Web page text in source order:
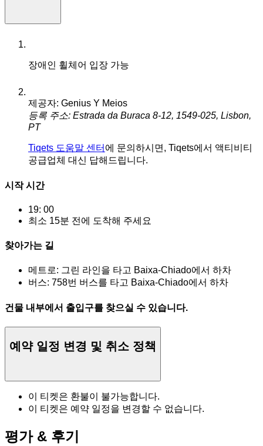
장애인 휠체어 입장 가능
제공자: Genius Y Meios
등록 주소: Estrada da Buraca 8-12, 1549-025, Lisbon,
PT
Tiqets 도움말 센터 에 문의하시면, Tiqets에서 액티비티
공급업체 대신 답해드립니다.
시작 시간
19: 00
최소 15분 전에 도착해 주세요
찾아가는 길
메트로: 그린 라인을 타고 Baixa-Chiado에서 하차
버스: 758번 버스를 타고 Baixa-Chiado에서 하차
건물 내부에서 출입구를 찾으실 수 있습니다.
예약 일정 변경 및 취소 정책
이 티켓은 환불이 불가능합니다.
이 티켓은 예약 일정을 변경할 수 없습니다.
평가 & 후기